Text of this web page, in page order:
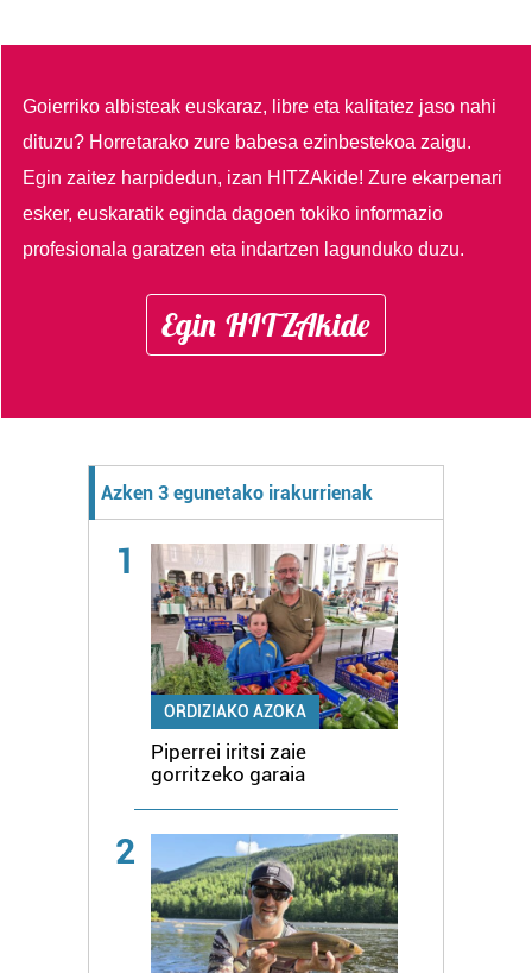
Goierriko albisteak euskaraz, libre eta kalitatez jaso nahi
dituzu? Horretarako zure babesa ezinbestekoa zaigu.
Egin zaitez harpidedun, izan HITZAkide!Zure ekarpenari
esker, euskaratik eginda dagoen tokiko informazio
profesionala garatzen eta indartzen lagunduko duzu.
Egin HITZAkide
Azken 3 egunetako irakurrienak
1
ORDIZIAKO AZOKA
Piperrei iritsi zaie
gorritzeko garaia
2